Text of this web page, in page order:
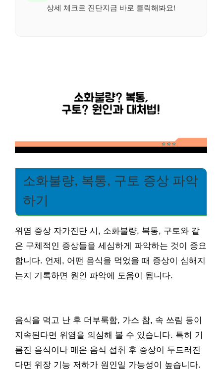
상세 체크로 진단지금 바로 클릭해봐요!
소화불량, 복통, 구토 증상 파악
하기
위염 증상 자가진단 시, 소화불량, 복통, 구토와 같
은 구체적인 증상들을 세심하게 파악하는 것이 중요
합니다. 언제, 어떤 음식을 먹었을 때 증상이 심해지
는지 기록하면 원인 파악에 도움이 됩니다.
음식을 먹고 난 후 더부룩함, 가스 참, 속 쓰림 등이
지속된다면 위염을 의심해 볼 수 있습니다. 특히 기
름진 음식이나 매운 음식 섭취 후 증상이 두드러진
다면 위장 기능 저하가 원인일 가능성이 높습니다.